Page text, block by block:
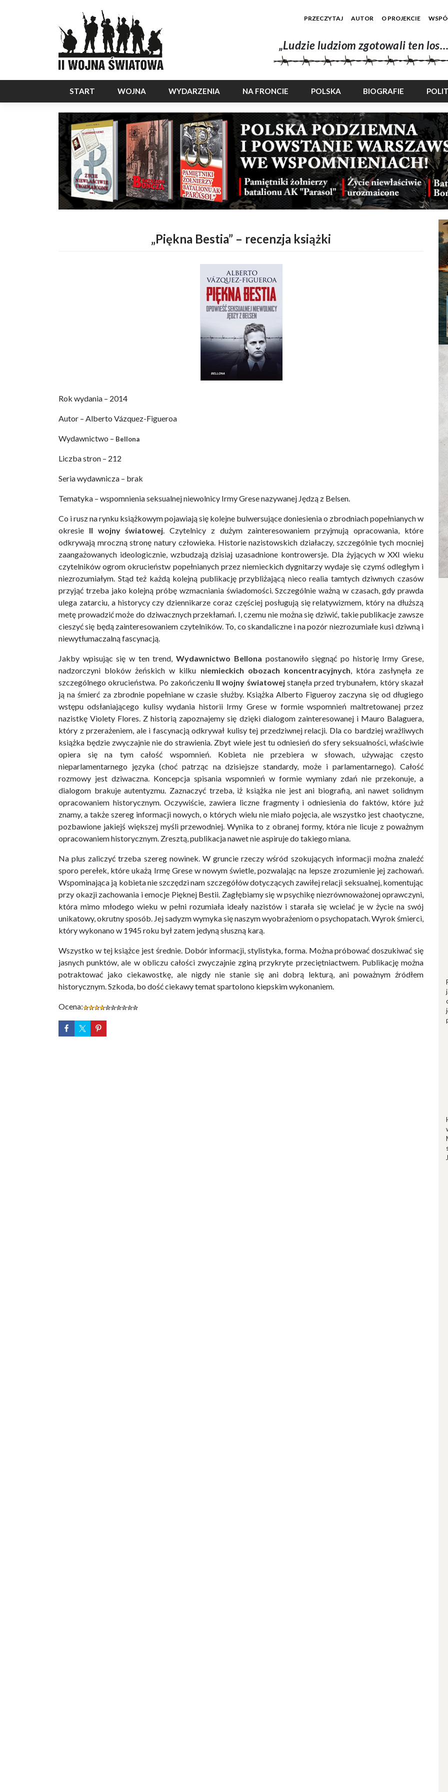
PRZECZYTAJ AUTOR O PROJEKCIE
„Ludzie ludziom zgotowali ten
START WOJNA WYDARZENIA NA FRONCIE POLSKA BIOGRAFIE
„Piękna Bestia” – recenzja książki
Rok wydania – 2014
Autor – Alberto Vázquez-Figueroa
Wydawnictwo – Bellona
Liczba stron – 212
Seria wydawnicza – brak
Tematyka – wspomnienia seksualnej niewolnicy Irmy Grese nazywanej Jędzą z Belsen.
Co i rusz na rynku książkowym pojawiają się kolejne bulwersujące doniesienia o zbrodniach popełnianych w
okresie II wojny światowej. Czytelnicy z dużym zainteresowaniem przyjmują opracowania, które
odkrywają mroczną stronę natury człowieka. Historie nazistowskich działaczy, szczególnie tych mocniej
zaangażowanych ideologicznie, wzbudzają dzisiaj uzasadnione kontrowersje. Dla żyjących w XXI wieku
czytelników ogrom okrucieństw popełnianych przez niemieckich dygnitarzy wydaje się czymś odległym i
niezrozumiałym. Stąd też każdą kolejną publikację przybliżającą nieco realia tamtych dziwnych czasów
przyjąć trzeba jako kolejną próbę wzmacniania świadomości. Szczególnie ważną w czasach, gdy prawda
ulega zatarciu, a historycy czy dziennikarze coraz częściej posługują się relatywizmem, który na dłuższą
metę prowadzić może do dziwacznych przekłamań. I, czemu nie można się dziwić, takie publikacje zawsze
cieszyć się będą zainteresowaniem czytelników. To, co skandaliczne i na pozór niezrozumiałe kusi dziwną i
niewytłumaczalną fascynacją.
Jakby wpisując się w ten trend,Wydawnictwo Bellona postanowiło sięgnąć po historię Irmy Grese,
nadzorczyni bloków żeńskich w kilku niemieckich obozach koncentracyjnych, która zasłynęła ze
szczególnego okrucieństwa. Po zakończeniu II wojny światowejstanęła przed trybunałem, który skazał
ją na śmierć za zbrodnie popełniane w czasie służby. Książka Alberto Figueroy zaczyna się od długiego
wstępu odsłaniającego kulisy wydania historii Irmy Grese w formie wspomnień maltretowanej przez
nazistkę Violety Flores. Z historią zapoznajemy się dzięki dialogom zainteresowanej i Mauro Balaguera,
który z przerażeniem, ale i fascynacją odkrywał kulisy tej przedziwnej relacji. Dla co bardziej wrażliwych
książka będzie zwyczajnie nie do strawienia. Zbyt wiele jest tu odniesień do sfery seksualności, właściwie
opiera się na tym całość wspomnień. Kobieta nie przebiera w słowach, używając często
nieparlamentarnego języka (choć patrząc na dzisiejsze standardy, może i parlamentarnego). Całość
rozmowy jest dziwaczna. Koncepcja spisania wspomnień w formie wymiany zdań nie przekonuje, a
dialogom brakuje autentyzmu. Zaznaczyć trzeba, iż książka nie jest ani biografią, ani nawet solidnym
opracowaniem historycznym. Oczywiście, zawiera liczne fragmenty i odniesienia do faktów, które już
znamy, a także szereg informacji nowych, o których wielu nie miało pojęcia, ale wszystko jest chaotyczne,
pozbawione jakiejś większej myśli przewodniej. Wynika to z obranej formy, która nie licuje z poważnym
opracowaniem historycznym. Zresztą, publikacja nawet nie aspiruje do takiego miana.
Na plus zaliczyć trzeba szereg nowinek. W gruncie rzeczy wśród szokujących informacji można znaleźć
sporo perełek, które ukażą Irmę Grese w nowym świetle, pozwalając na lepsze zrozumienie jej zachowań.
Wspominająca ją kobieta nie szczędzi nam szczegółów dotyczących zawiłej relacji seksualnej, komentując
przy okazji zachowania i emocje Pięknej Bestii. Zagłębiamy się w psychikę niezrównoważonej oprawczyni,
która mimo młodego wieku w pełni rozumiała ideały nazistów i starała się wcielać je w życie na swój
unikatowy, okrutny sposób. Jej sadyzm wymyka się naszym wyobrażeniom o psychopatach. Wyrok śmierci,
który wykonano w 1945 roku był zatem jedyną słuszną karą.
Wszystko w tej książce jest średnie. Dobór informacji, stylistyka, forma. Można próbować doszukiwać się
jasnych punktów, ale w obliczu całości zwyczajnie zginą przykryte przeciętniactwem. Publikację można
potraktować jako ciekawostkę, ale nigdy nie stanie się ani dobrą lekturą, ani poważnym źródłem
historycznym. Szkoda, bo dość ciekawy temat spartolono kiepskim wykonaniem.
Ocena: